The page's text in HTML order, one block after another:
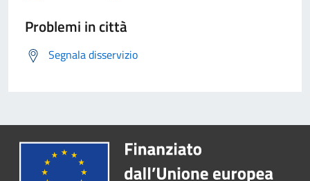
Problemi in città
Segnala disservizio